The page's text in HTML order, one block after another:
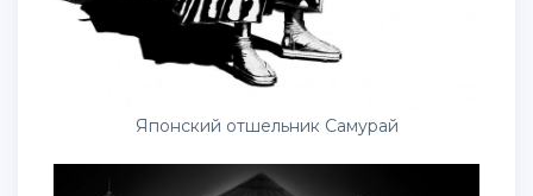
Японский отшельник Самурай